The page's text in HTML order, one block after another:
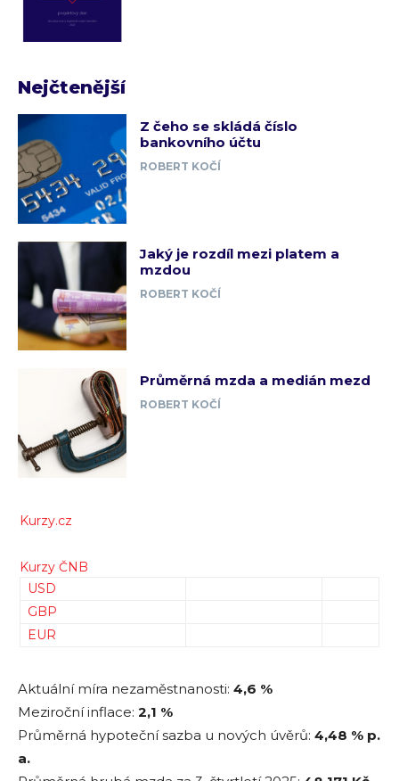
Nejčtenější
Z čeho se skládá číslo
bankovního účtu
ROBERT KOČÍ
Jaký je rozdíl mezi platem a
mzdou
ROBERT KOČÍ
Průměrná mzda a medián mezd
ROBERT KOČÍ
Kurzy.cz
Kurzy ČNB
USD
GBP
EUR
Aktuální míra nezaměstnanosti: 4,6 %
Meziroční inflace: 2,1 %
Průměrná hypoteční sazba u nových úvěrů: 4,48 % p.
a.